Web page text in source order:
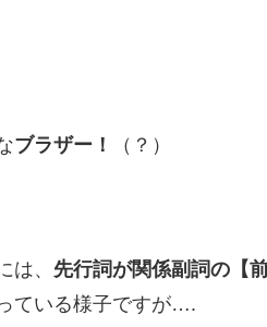
ブラザー！ （？）
は、 先行詞が関係副詞の【
ている様子ですが….